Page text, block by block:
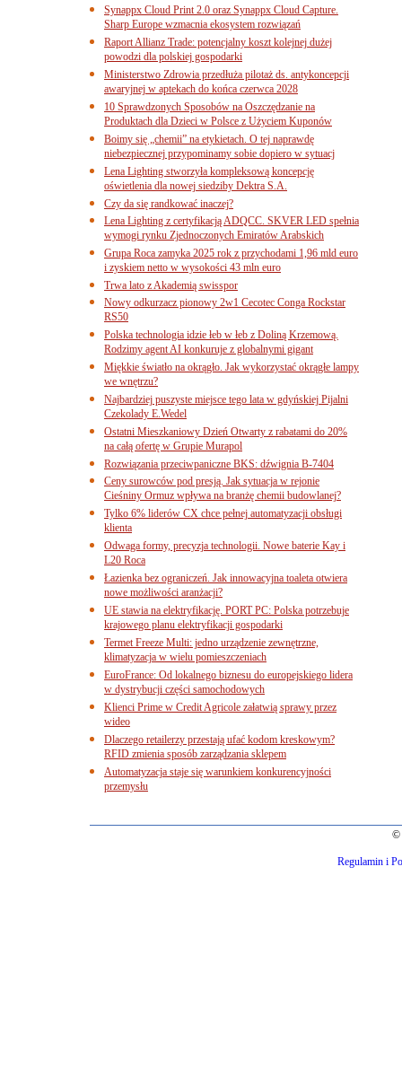
Synappx Cloud Print 2.0 oraz Synappx Cloud Capture.
Sharp Europe wzmacnia ekosystem rozwiązań
Raport Allianz Trade: potencjalny koszt kolejnej dużej
powodzi dla polskiej gospodarki
Ministerstwo Zdrowia przedłuża pilotaż ds. antykoncepcji
awaryjnej w aptekach do końca czerwca 2028
10 Sprawdzonych Sposobów na Oszczędzanie na
Produktach dla Dzieci w Polsce z Użyciem Kuponów
Boimy się „chemii” na etykietach. O tej naprawdę
niebezpiecznej przypominamy sobie dopiero w sytuacj
Lena Lighting stworzyła kompleksową koncepcję
oświetlenia dla nowej siedziby Dektra S.A.
Czy da się randkować inaczej?
Lena Lighting z certyfikacją ADQCC. SKVER LED spełnia
wymogi rynku Zjednoczonych Emiratów Arabskich
Grupa Roca zamyka 2025 rok z przychodami 1,96 mld euro
i zyskiem netto w wysokości 43 mln euro
Trwa lato z Akademią swisspor
Nowy odkurzacz pionowy 2w1 Cecotec Conga Rockstar
RS50
Polska technologia idzie łeb w łeb z Doliną Krzemową.
Rodzimy agent AI konkuruje z globalnymi gigant
Miękkie światło na okrągło. Jak wykorzystać okrągłe lampy
we wnętrzu?
Najbardziej puszyste miejsce tego lata w gdyńskiej Pijalni
Czekolady E.Wedel
Ostatni Mieszkaniowy Dzień Otwarty z rabatami do 20%
na całą ofertę w Grupie Murapol
Rozwiązania przeciwpaniczne BKS: dźwignia B-7404
Ceny surowców pod presją. Jak sytuacja w rejonie
Cieśniny Ormuz wpływa na branżę chemii budowlanej?
Tylko 6% liderów CX chce pełnej automatyzacji obsługi
klienta
Odwaga formy, precyzja technologii. Nowe baterie Kay i
L20 Roca
Łazienka bez ograniczeń. Jak innowacyjna toaleta otwiera
nowe możliwości aranżacji?
UE stawia na elektryfikację. PORT PC: Polska potrzebuje
krajowego planu elektryfikacji gospodarki
Termet Freeze Multi: jedno urządzenie zewnętrzne,
klimatyzacja w wielu pomieszczeniach
EuroFrance: Od lokalnego biznesu do europejskiego lidera
w dystrybucji części samochodowych
Klienci Prime w Credit Agricole załatwią sprawy przez
wideo
Dlaczego retailerzy przestają ufać kodom kreskowym?
RFID zmienia sposób zarządzania sklepem
Automatyzacja staje się warunkiem konkurencyjności
przemysłu
©
Regulamin i